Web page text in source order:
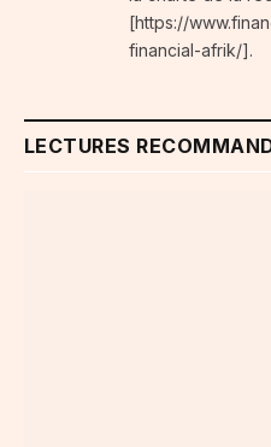
[https://
financial-afrik/].
LECTURES